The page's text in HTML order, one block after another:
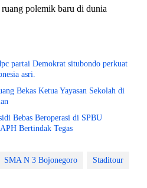
polemik baru di dunia
partai Demokrat situbondo perkuat
asri.
Bekas Ketua Yayasan Sekolah di
Bebas Beroperasi di SPBU
Bertindak Tegas
SMA N 3 Bojonegoro Staditour